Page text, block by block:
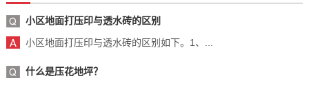
小区地面打压印与透水砖的区别
小区地面打压印与透水砖的区别如下。1、...
什么是压花地坪？